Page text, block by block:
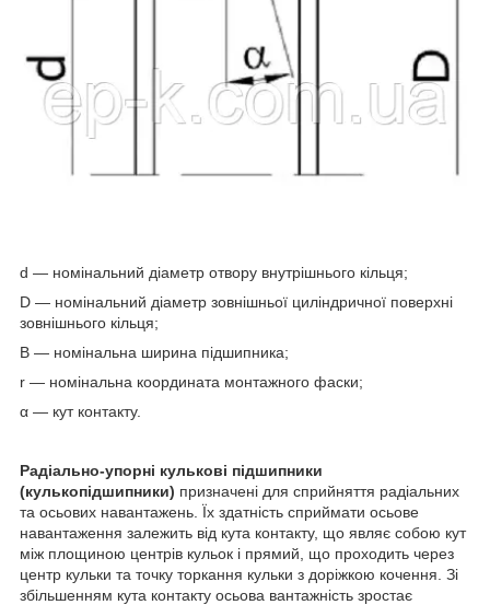
d — номінальний діаметр отвору внутрішнього кільця;
D — номінальний діаметр зовнішньої циліндричної поверхні
зовнішнього кільця;
B — номінальна ширина підшипника;
r — номінальна координата монтажного фаски;
α — кут контакту.
Радіально-упорні кулькові підшипники
(кулькопідшипники) призначені для сприйняття радіальних
та осьових навантажень. Їх здатність сприймати осьове
навантаження залежить від кута контакту, що являє собою кут
між площиною центрів кульок і прямий, що проходить через
центр кульки та точку торкання кульки з доріжкою кочення. Зі
збільшенням кута контакту осьова вантажність зростає